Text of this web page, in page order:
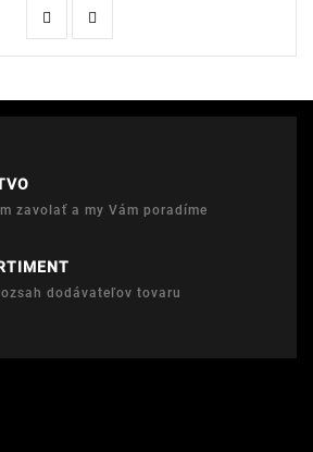
zavolať a my Vám poradíme
dodávateľov tovaru